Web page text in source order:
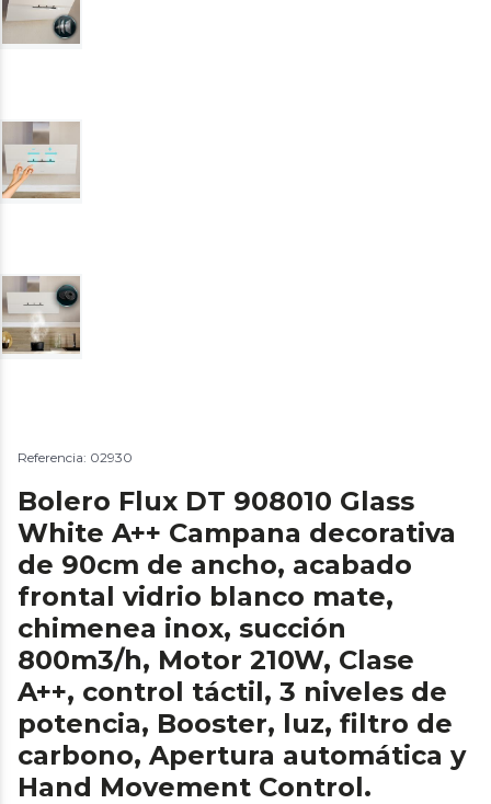
Referencia: 02930
Bolero Flux DT 908010 Glass
White A++ Campana decorativa
de 90cm de ancho, acabado
frontal vidrio blanco mate,
chimenea inox, succión
800m3/h, Motor 210W, Clase
A++, control táctil, 3 niveles de
potencia, Booster, luz, filtro de
carbono, Apertura automática y
Hand Movement Control.